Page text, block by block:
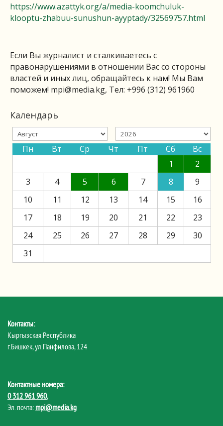
https://www.azattyk.org/a/media-koomchuluk-
klooptu-zhabuu-sunushun-ayyptady/32569757.html
Если Вы журналист и сталкиваетесь с
правонарушениями в отношении Вас со стороны
властей и иных лиц, обращайтесь к нам! Мы Вам
поможем! mpi@media.kg, Тел: +996 (312) 961960
Календарь
Пн Вт Ср Чт Пт Сб
Вс
1
2
3
4 5 6 7 8
9
10
11 12 13 14 15
16
17
18 19 20 21 22
23
24
25 26 27 28 29
30
31
Контакты:
Кыргызская Республика
г.Бишкек, ул.Панфилова, 124
Контактные номера:
0 312 961 960,
Эл. почта: mpi@media.kg